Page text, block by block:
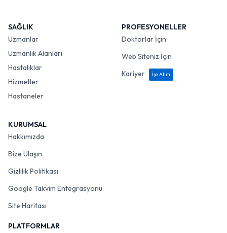
SAĞLIK
Uzmanlar
Uzmanlık Alanları
Hastalıklar
Hizmetler
Hastaneler
PROFESYONELLER
Doktorlar İçin
Web Siteniz İçin
Kariyer
İşe Alım
KURUMSAL
Hakkımızda
Bize Ulaşın
Gizlilik Politikası
Google Takvim Entegrasyonu
Site Haritası
PLATFORMLAR